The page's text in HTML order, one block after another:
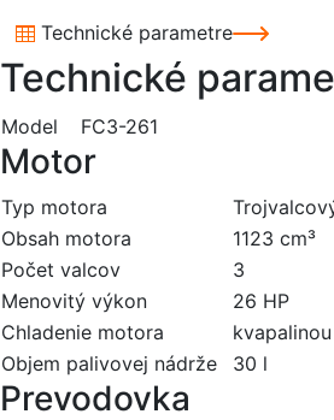
Technické parametre
Technické
Model FC3-261
Motor
Typ motora
Obsah motora
1123 cm³
Počet valcov
3
Menovitý výkon
26 HP
Chladenie motora
kvapalinou
Objem palivovej nádrže
30 l
Prevodovka